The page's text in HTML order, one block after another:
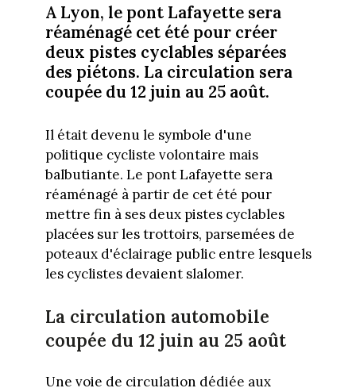
A Lyon, le pont Lafayette sera
réaménagé cet été pour créer
deux pistes cyclables séparées
des piétons. La circulation sera
coupée du 12 juin au 25 août.
Il était devenu le symbole d'une
politique cycliste volontaire mais
balbutiante. Le pont Lafayette sera
réaménagé à partir de cet été pour
mettre fin à ses deux pistes cyclables
placées sur les trottoirs, parsemées de
poteaux d'éclairage public entre lesquels
les cyclistes devaient slalomer.
La circulation automobile
coupée du 12 juin au 25 août
Une voie de circulation dédiée aux